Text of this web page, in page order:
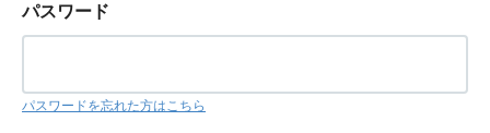
パスワード
パスワードを忘れた方はこちら